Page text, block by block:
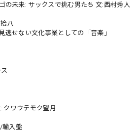
の未来: サックスで挑む男たち 文:西村秀人
八
逃せない文化事業としての「音楽」
クワウテモク望月
輸入盤